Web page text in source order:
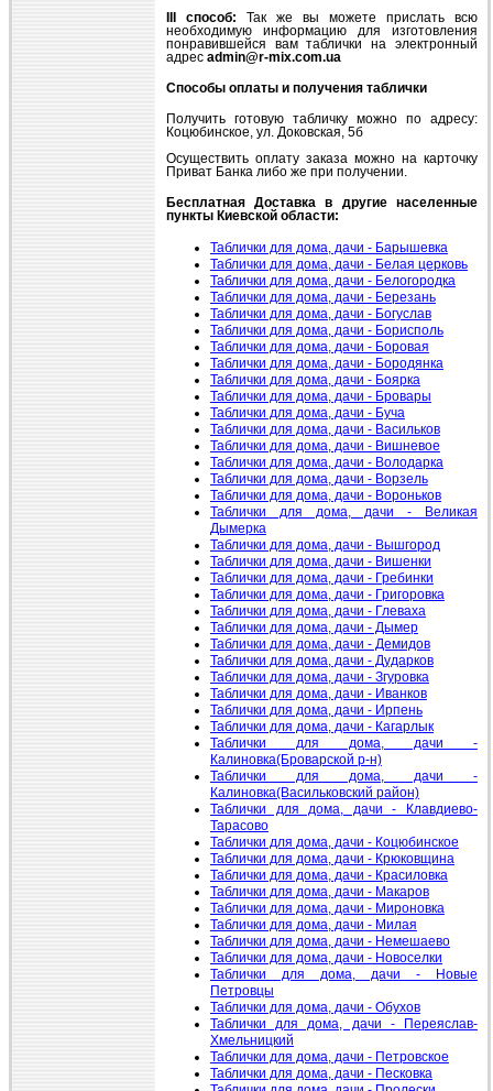
ІІІ способ: Так же вы можете прислать всю
необходимую информацию для изготовления
понравившейся вам таблички на электронный
адрес admin@r-mix.com.ua
Способы оплаты и получения таблички
Получить готовую табличку можно по адресу:
Коцюбинское, ул. Доковская, 5б
Осуществить оплату заказа можно на карточку
Приват Банка либо же при получении.
Бесплатная Доставка в другие населенные
пункты Киевской области:
Таблички для дома, дачи - Барышевка
Таблички для дома, дачи - Белая церковь
Таблички для дома, дачи - Белогородка
Таблички для дома, дачи - Березань
Таблички для дома, дачи - Богуслав
Таблички для дома, дачи - Борисполь
Таблички для дома, дачи - Боровая
Таблички для дома, дачи - Бородянка
Таблички для дома, дачи - Боярка
Таблички для дома, дачи - Бровары
Таблички для дома, дачи - Буча
Таблички для дома, дачи - Васильков
Таблички для дома, дачи - Вишневое
Таблички для дома, дачи - Володарка
Таблички для дома, дачи - Ворзель
Таблички для дома, дачи - Вороньков
Таблички для дома, дачи - Великая
Дымерка
Таблички для дома, дачи - Вышгород
Таблички для дома, дачи - Вишенки
Таблички для дома, дачи - Гребинки
Таблички для дома, дачи - Григоровка
Таблички для дома, дачи - Глеваха
Таблички для дома, дачи - Дымер
Таблички для дома, дачи - Демидов
Таблички для дома, дачи - Дударков
Таблички для дома, дачи - Згуровка
Таблички для дома, дачи - Иванков
Таблички для дома, дачи - Ирпень
Таблички для дома, дачи - Кагарлык
Таблички для дома, дачи -
Калиновка(Броварской р-н)
Таблички для дома, дачи -
Калиновка(Васильковский район)
Таблички для дома, дачи - Клавдиево-
Тарасово
Таблички для дома, дачи - Коцюбинское
Таблички для дома, дачи - Крюковщина
Таблички для дома, дачи - Красиловка
Таблички для дома, дачи - Макаров
Таблички для дома, дачи - Мироновка
Таблички для дома, дачи - Милая
Таблички для дома, дачи - Немешаево
Таблички для дома, дачи - Новоселки
Таблички для дома, дачи - Новые
Петровцы
Таблички для дома, дачи - Обухов
Таблички для дома, дачи - Переяслав-
Хмельницкий
Таблички для дома, дачи - Петровское
Таблички для дома, дачи - Песковка